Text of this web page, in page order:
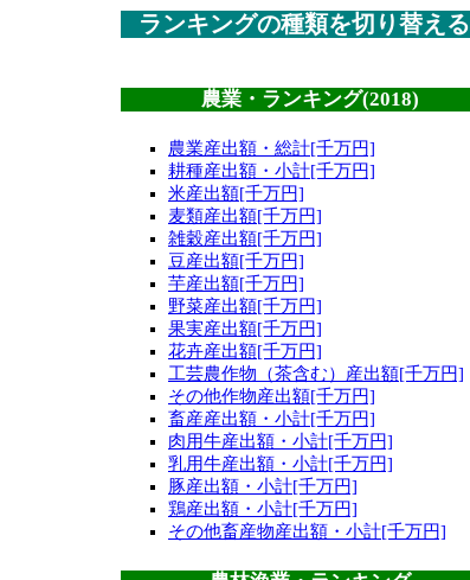
ランキングの種類を切り替える
農業・ランキング(2018)
農業産出額・総計[千万円]
耕種産出額・小計[千万円]
米産出額[千万円]
麦類産出額[千万円]
雑穀産出額[千万円]
豆産出額[千万円]
芋産出額[千万円]
野菜産出額[千万円]
果実産出額[千万円]
花卉産出額[千万円]
工芸農作物（茶含む）産出額[千万円]
その他作物産出額[千万円]
畜産産出額・小計[千万円]
肉用牛産出額・小計[千万円]
乳用牛産出額・小計[千万円]
豚産出額・小計[千万円]
鶏産出額・小計[千万円]
その他畜産物産出額・小計[千万円]